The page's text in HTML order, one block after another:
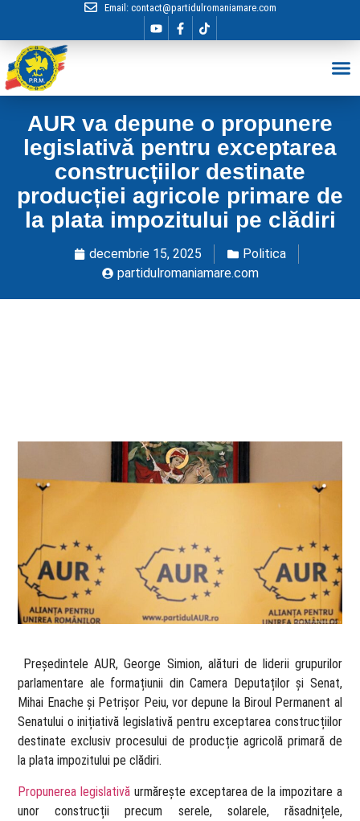
Email: contact@partidulromaniamare.com
AUR va depune o propunere
legislativă pentru exceptarea
construcțiilor destinate
producției agricole primare de
la plata impozitului pe clădiri
decembrie 15, 2025
Politica
partidulromaniamare.com
​ Președintele AUR, George Simion, alături de liderii grupurilor
parlamentare ale formațiunii din Camera Deputaților și Senat,
Mihai Enache și Petrișor Peiu, vor depune la Biroul Permanent al
Senatului o inițiativă legislativă pentru exceptarea construcțiilor
destinate exclusiv procesului de producție agricolă primară de
la plata impozitului pe clădiri.
Propunerea legislativă urmărește exceptarea de la impozitare a
unor construcții precum serele, solarele, răsadnițele,